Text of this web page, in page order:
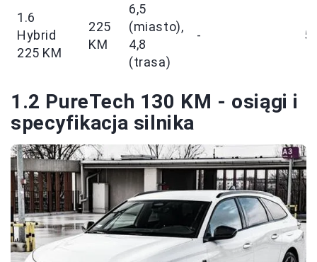
1.6
Hybrid
225 KM
225
KM
6,5
(miasto),
4,8
(trasa)
-
1.2 PureTech 130 KM - osiągi i
specyfikacja silnika